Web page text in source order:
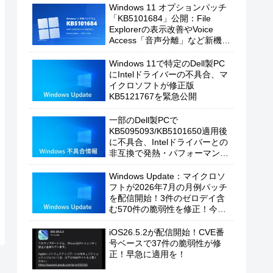
Windows 11 オプションパッチ
「KB5101684」公開：File
Explorerの表示改善やVoice
Access「音声分離」など新機能
Windows 11で特定のDell製PC
にIntelドライバーの不具合、マ
イクロソフトが修正版
KB5121767を緊急公開
一部のDell製PCで
KB5095093/KB5101650適用後
に不具合、Intelドライバーとの
非互換で発熱・パフォーマンス
Windows Update：マイクロソ
フトが2026年7月の月例パッチ
を配信開始！3件のゼロデイ含
む570件の脆弱性を修正！今す
iOS26.5.2が配信開始！CVE番
号ベースで37件の脆弱性が修
正！早急に適用を！